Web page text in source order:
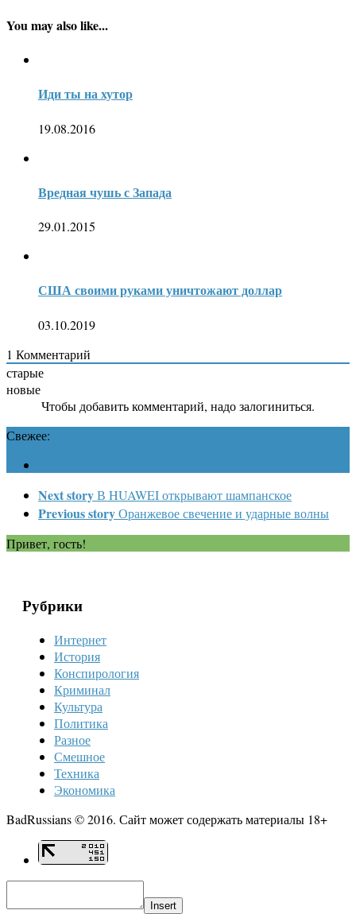
You may also like...
Иди ты на хутор
19.08.2016
Вредная чушь с Запада
29.01.2015
США своими руками уничтожают доллар
03.10.2019
1 Комментарий
старые
новые
Чтобы добавить комментарий, надо залогиниться.
Свежее:
Next storyВ HUAWEI открывают шампанское
Previous storyОранжевое свечение и ударные волны
Привет, гость!
Рубрики
Интернет
История
Конспирология
Криминал
Культура
Политика
Разное
Смешное
Техника
Экономика
BadRussians © 2016. Сайт может содержать материалы 18+
Insert